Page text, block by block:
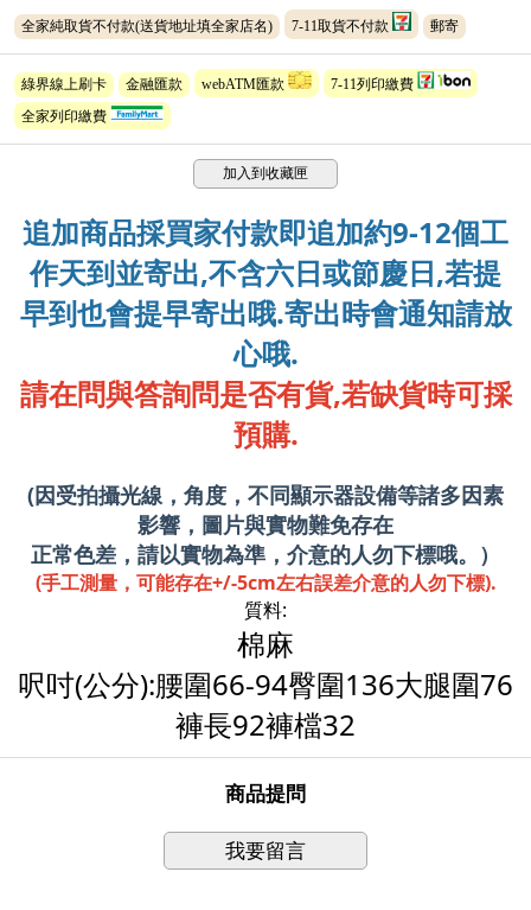
全家純取貨不付款(送貨地址填全家店名) 7-11取貨不付款 郵寄
綠界線上刷卡 金融匯款 webATM匯款
7-11列印繳費
全家列印繳費
加入到收藏匣
追加商品採買家付款即追加約9-12個工
作天到並寄出,不含六日或節慶日,若提
早到也會提早寄出哦.寄出時會通知請放
心哦.
請在問與答詢問是否有貨,若缺貨時可採
預購.
(因受拍攝光線，角度，不同顯示器設備等諸多因素
影響，圖片與實物難免存在
正常色差，請以實物為準，介意的人勿下標哦。）
(手工測量，可能存在+/-5cm左右誤差介意的人勿下標).
質料:
棉麻
呎吋(公分):腰圍66-94臀圍136大腿圍76
褲長92褲檔32
商品提問
我要留言